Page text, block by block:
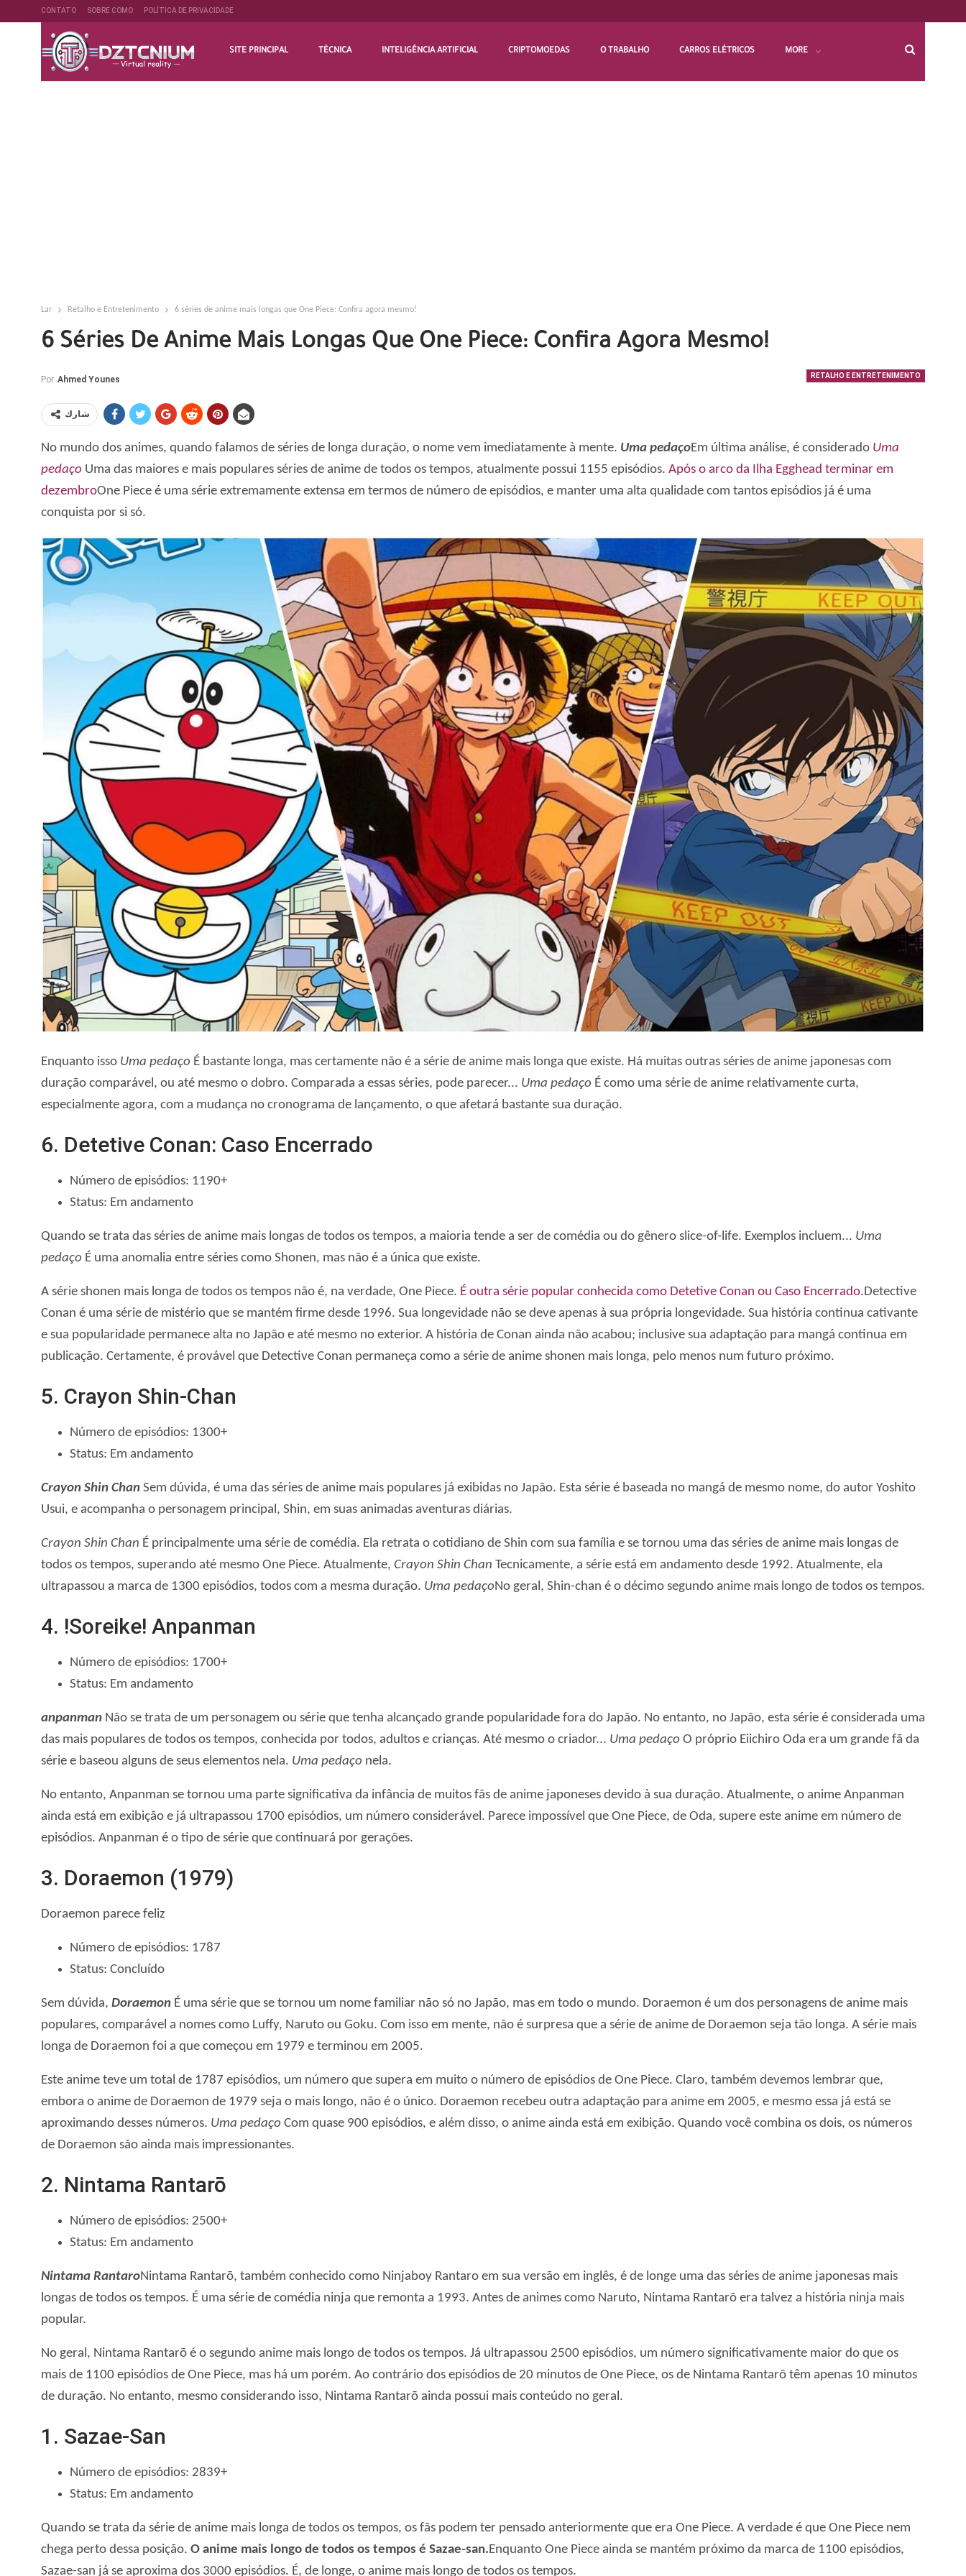
CONTATO SOBRE COMO POLÍTICA DE PRIVACIDADE
SITE PRINCIPAL TÉCNICA INTELIGÊNCIA ARTIFICIAL CRIPTOMOEDAS O TRABALHO CARROS ELÉTRICOS MORE
Lar Retalho e Entretenimento 6 séries de anime mais longas que One Piece: Confira agora mesmo!
6 Séries De Anime Mais Longas Que One Piece: Confira Agora Mesmo!
RETALHO E ENTRETENIMENTO
Por Ahmed Younes
شارك
No mundo dos animes, quando falamos de séries de longa duração, o nome vem imediatamente à mente. Uma pedaçoEm última análise, é considerado Uma
pedaço Uma das maiores e mais populares séries de anime de todos os tempos, atualmente possui 1155 episódios. Após o arco da Ilha Egghead terminar em
dezembroOne Piece é uma série extremamente extensa em termos de número de episódios, e manter uma alta qualidade com tantos episódios já é uma
conquista por si só.
Enquanto isso Uma pedaço É bastante longa, mas certamente não é a série de anime mais longa que existe. Há muitas outras séries de anime japonesas com
duração comparável, ou até mesmo o dobro. Comparada a essas séries, pode parecer... Uma pedaço É como uma série de anime relativamente curta,
especialmente agora, com a mudança no cronograma de lançamento, o que afetará bastante sua duração.
6. Detetive Conan: Caso Encerrado
Número de episódios: 1190+
Status: Em andamento
Quando se trata das séries de anime mais longas de todos os tempos, a maioria tende a ser de comédia ou do gênero slice-of-life. Exemplos incluem... Uma
pedaço É uma anomalia entre séries como Shonen, mas não é a única que existe.
A série shonen mais longa de todos os tempos não é, na verdade, One Piece. É outra série popular conhecida como Detetive Conan ou Caso Encerrado. Detective
Conan é uma série de mistério que se mantém firme desde 1996. Sua longevidade não se deve apenas à sua própria longevidade. Sua história continua cativante
e sua popularidade permanece alta no Japão e até mesmo no exterior. A história de Conan ainda não acabou; inclusive sua adaptação para mangá continua em
publicação. Certamente, é provável que Detective Conan permaneça como a série de anime shonen mais longa, pelo menos num futuro próximo.
5. Crayon Shin-Chan
Número de episódios: 1300+
Status: Em andamento
Crayon Shin Chan Sem dúvida, é uma das séries de anime mais populares já exibidas no Japão. Esta série é baseada no mangá de mesmo nome, do autor Yoshito
Usui, e acompanha o personagem principal, Shin, em suas animadas aventuras diárias.
Crayon Shin Chan É principalmente uma série de comédia. Ela retrata o cotidiano de Shin com sua família e se tornou uma das séries de anime mais longas de
todos os tempos, superando até mesmo One Piece. Atualmente, Crayon Shin Chan Tecnicamente, a série está em andamento desde 1992. Atualmente, ela
ultrapassou a marca de 1300 episódios, todos com a mesma duração. Uma pedaçoNo geral, Shin-chan é o décimo segundo anime mais longo de todos os tempos.
4. !Soreike! Anpanman
Número de episódios: 1700+
Status: Em andamento
anpanman Não se trata de um personagem ou série que tenha alcançado grande popularidade fora do Japão. No entanto, no Japão, esta série é considerada uma
das mais populares de todos os tempos, conhecida por todos, adultos e crianças. Até mesmo o criador... Uma pedaço O próprio Eiichiro Oda era um grande fã da
série e baseou alguns de seus elementos nela. Uma pedaço nela.
No entanto, Anpanman se tornou uma parte significativa da infância de muitos fãs de anime japoneses devido à sua duração. Atualmente, o anime Anpanman
ainda está em exibição e já ultrapassou 1700 episódios, um número considerável. Parece impossível que One Piece, de Oda, supere este anime em número de
episódios. Anpanman é o tipo de série que continuará por gerações.
3. Doraemon (1979)
Doraemon parece feliz
Número de episódios: 1787
Status: Concluído
Sem dúvida, Doraemon É uma série que se tornou um nome familiar não só no Japão, mas em todo o mundo. Doraemon é um dos personagens de anime mais
populares, comparável a nomes como Luffy, Naruto ou Goku. Com isso em mente, não é surpresa que a série de anime de Doraemon seja tão longa. A série mais
longa de Doraemon foi a que começou em 1979 e terminou em 2005.
Este anime teve um total de 1787 episódios, um número que supera em muito o número de episódios de One Piece. Claro, também devemos lembrar que,
embora o anime de Doraemon de 1979 seja o mais longo, não é o único. Doraemon recebeu outra adaptação para anime em 2005, e mesmo essa já está se
aproximando desses números. Uma pedaço Com quase 900 episódios, e além disso, o anime ainda está em exibição. Quando você combina os dois, os números
de Doraemon são ainda mais impressionantes.
2. Nintama Rantarō
Número de episódios: 2500+
Status: Em andamento
Nintama RantaroNintama Rantarō, também conhecido como Ninjaboy Rantaro em sua versão em inglês, é de longe uma das séries de anime japonesas mais
longas de todos os tempos. É uma série de comédia ninja que remonta a 1993. Antes de animes como Naruto, Nintama Rantarō era talvez a história ninja mais
popular.
No geral, Nintama Rantarō é o segundo anime mais longo de todos os tempos. Já ultrapassou 2500 episódios, um número significativamente maior do que os
mais de 1100 episódios de One Piece, mas há um porém. Ao contrário dos episódios de 20 minutos de One Piece, os de Nintama Rantarō têm apenas 10 minutos
de duração. No entanto, mesmo considerando isso, Nintama Rantarō ainda possui mais conteúdo no geral.
1. Sazae-San
Número de episódios: 2839+
Status: Em andamento
Quando se trata da série de anime mais longa de todos os tempos, os fãs podem ter pensado anteriormente que era One Piece. A verdade é que One Piece nem
chega perto dessa posição. O anime mais longo de todos os tempos é Sazae-san. Enquanto One Piece ainda se mantém próximo da marca de 1100 episódios,
Sazae-san já se aproxima dos 3000 episódios. É, de longe, o anime mais longo de todos os tempos.